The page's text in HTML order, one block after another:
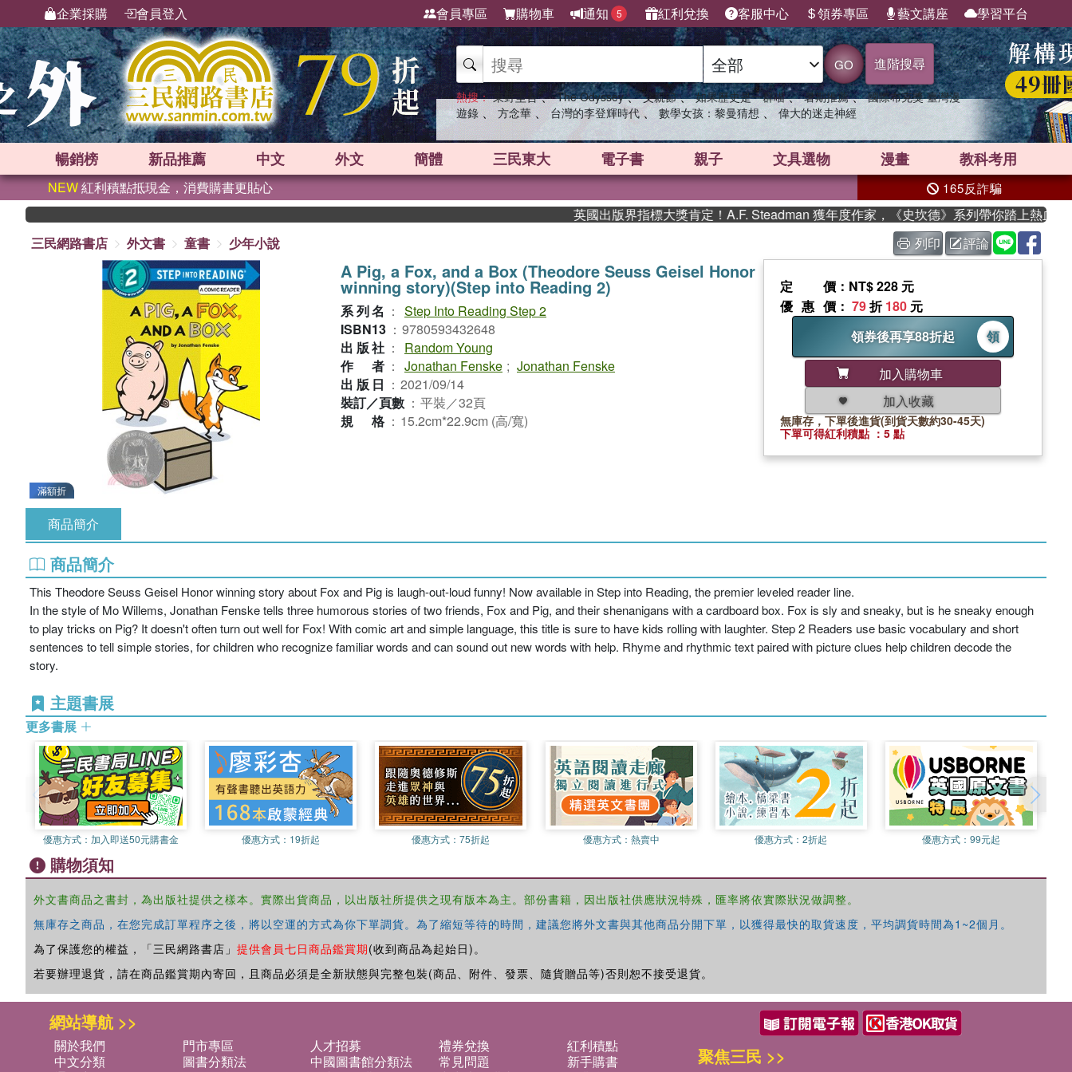
企業採購 會員登入 會員專區 購物車 通知 5 紅利兌換 客服中心 領券專區 藝文講座 學習平台
GO 進階搜尋
熱搜： 東野圭吾 、 The Odyssey 、 父親節 、 如果歷史是一群喵 、 暑期推薦 、 國際布克獎 臺灣漫
遊錄 、 方念華 、 台灣的李登輝時代 、 數學女孩：黎曼猜想 、 偉大的迷走神經
暢銷榜 新品推薦 中文 外文 簡體 三民東大 電子書 親子 文具選物 漫畫 教科考用
NEW紅利積點抵現金，消費購書更貼心 165反詐騙
英國出版界指標大獎肯定！A.F. Steadman 獲年度作家，《史坎德》系列帶你踏上熱血奇幻旅
三民網路書店
外文書 童書 少年小說 列印 評論
滿額折
A Pig, a Fox, and a Box (Theodore Seuss Geisel Honor
winning story)(Step into Reading 2)
系列名 ： Step Into Reading Step 2
ISBN13 ： 9780593432648
出版社 ：
Random Young
作者 ： Jonathan Fenske ; Jonathan Fenske
出版日 ： 2021/09/14
裝訂／頁數 ： 平裝／32頁
規格 ： 15.2cm*22.9cm (高/寬)
定價 ：NT$ 228 元
優惠價 ： 79折180 元
領券後再享88折起
領
加入購物車
加入收藏
無庫存，下單後進貨(到貨天數約30-45天)
下單可得紅利積點 ：5 點
商品簡介
商品簡介
This Theodore Seuss Geisel Honor winning story about Fox and Pig is laugh-out-loud funny! Now available in Step into Reading, the premier leveled reader line.
In the style of Mo Willems, Jonathan Fenske tells three humorous stories of two friends, Fox and Pig, and their shenanigans with a cardboard box. Fox is sly and sneaky, but is he sneaky enough
to play tricks on Pig? It doesn't often turn out well for Fox! With comic art and simple language, this title is sure to have kids rolling with laughter. Step 2 Readers use basic vocabulary and short
sentences to tell simple stories, for children who recognize familiar words and can sound out new words with help. Rhyme and rhythmic text paired with picture clues help children decode the
story.
主題書展
更多書展
優惠方式： 加入即送50元購書金 優惠方式： 19折起 優惠方式：75折起 優惠方式： 熱賣中 優惠方式：2折起 優惠方式：99元起
購物須知
外文書商品之書封，為出版社提供之樣本。實際出貨商品，以出版社所提供之現有版本為主。部份書籍，因出版社供應狀況特殊，匯率將依實際狀況做調整。
無庫存之商品，在您完成訂單程序之後，將以空運的方式為你下單調貨。為了縮短等待的時間，建議您將外文書與其他商品分開下單，以獲得最快的取貨速度，平均調貨時間為1~2個月。
為了保護您的權益，「三民網路書店」 提供會員七日商品鑑賞期(收到商品為起始日)。
若要辦理退貨，請在商品鑑賞期內寄回，且商品必須是全新狀態與完整包裝(商品、附件、發票、隨貨贈品等)否則恕不接受退貨。
網站導航 >>
關於我們 門市專區 人才招募 禮券兌換
紅利積點
中文分類
圖書分類法 中國圖書館分類法 常見問題
新手購書
聚焦三民 >>